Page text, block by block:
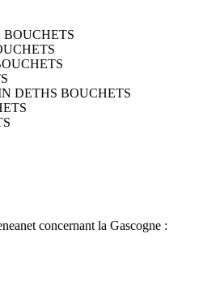
BOUCHETS
DETHS BOUCHETS
concernant la Gascogne :